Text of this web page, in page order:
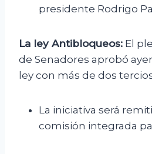
presidente Rodrigo
La ley Antibloqueos: El
de Senadores aprobó
ley con más de dos
La iniciativa será
comisión integrada